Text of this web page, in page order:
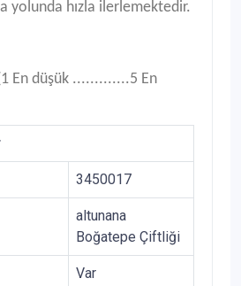
yolunda hızla ilerlemektedir.
En düşük .............5 En
3450017
altunana
Boğatepe Çiftliği
Var